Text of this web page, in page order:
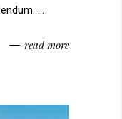
read more